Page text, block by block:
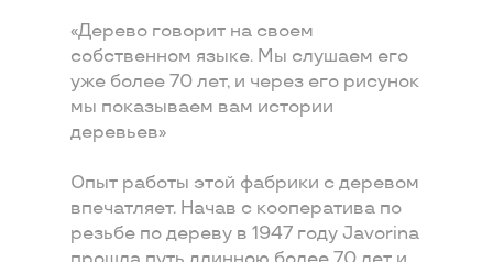
«Дерево говорит на своем
собственном языке. Мы слушаем его
уже более 70 лет, и через его рисунок
мы показываем вам истории
деревьев»
Опыт работы этой фабрики с деревом
впечатляет. Начав с кооператива по
резьбе по дереву в 1947 году Javorina